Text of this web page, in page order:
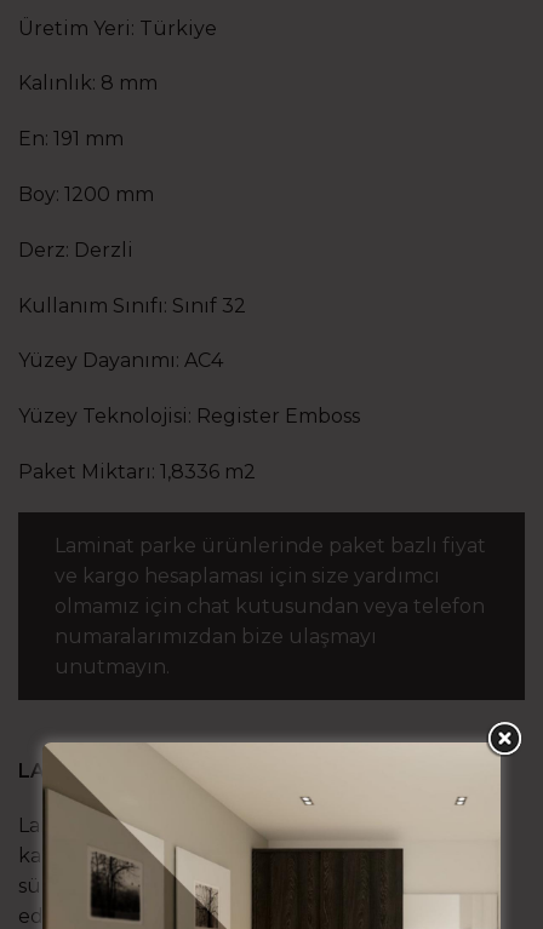
Üretim Yeri: Türkiye
Kalınlık: 8 mm
En: 191 mm
Boy: 1200 mm
Derz: Derzli
Kullanım Sınıfı: Sınıf 32
Yüzey Dayanımı: AC4
Yüzey Teknolojisi: Register Emboss
Paket Miktarı: 1,8336 m2
Laminat parke ürünlerinde paket bazlı fiyat
ve kargo hesaplaması için size yardımcı
olmamız için chat kutusundan veya telefon
numaralarımızdan bize ulaşmayı
unutmayın.
LAMİNAT PARKE NEDİR?
Laminat parke teknoloji ürünü bir zemin
kaplamasıdır. Endüstriyel yetiştirilmiş,
sürdürülebilirlik sertifikalı ormanlardan elde
edilen ağaçların işlenerek güçlendirip